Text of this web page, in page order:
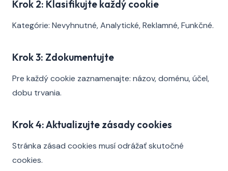
Krok 2: Klasifikujte každý cookie
Kategórie: Nevyhnutné, Analytické, Reklamné, Funkčné.
Krok 3: Zdokumentujte
Pre každý cookie zaznamenajte: názov, doménu, účel,
dobu trvania.
Krok 4: Aktualizujte zásady cookies
Stránka zásad cookies musí odrážať skutočné
cookies.